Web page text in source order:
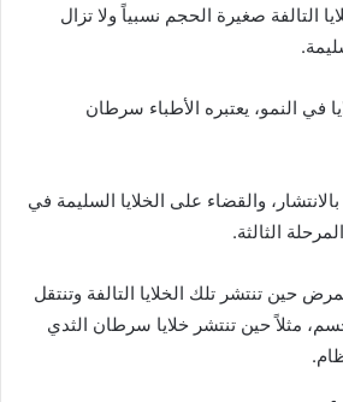
التالفة صغيرة الحجم نسبياً ولا تزال
في النمو، يعتبره الأطباء سرطان
بالانتشار، والقضاء على الخلايا السليمة في
الثالثة.
حين تنتشر تلك الخلايا التالفة وتنتقل
مثلاً حين تنتشر خلايا سرطان الثدي